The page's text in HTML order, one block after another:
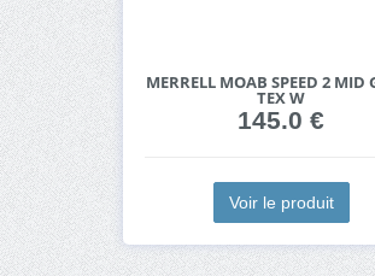
MERRELL MOAB SPEED 2 MID
TEX W
145.0 €
Voir le produit